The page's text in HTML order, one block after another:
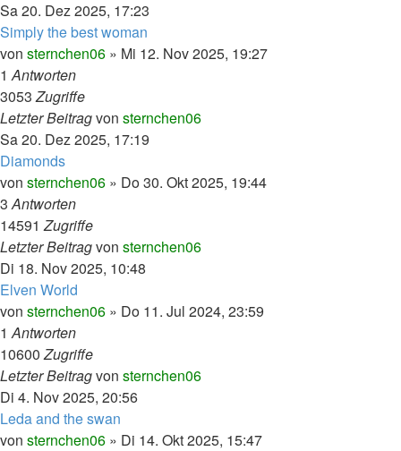
Sa 20. Dez 2025, 17:23
Simply the best woman
von sternchen06 » Mi 12. Nov 2025, 19:27
1Antworten
3053Zugriffe
Letzter Beitragvon sternchen06
Sa 20. Dez 2025, 17:19
Diamonds
von sternchen06 » Do 30. Okt 2025, 19:44
3Antworten
14591Zugriffe
Letzter Beitragvon sternchen06
Di 18. Nov 2025, 10:48
Elven World
von sternchen06 » Do 11. Jul 2024, 23:59
1Antworten
10600Zugriffe
Letzter Beitragvon sternchen06
Di 4. Nov 2025, 20:56
Leda and the swan
von sternchen06 » Di 14. Okt 2025, 15:47